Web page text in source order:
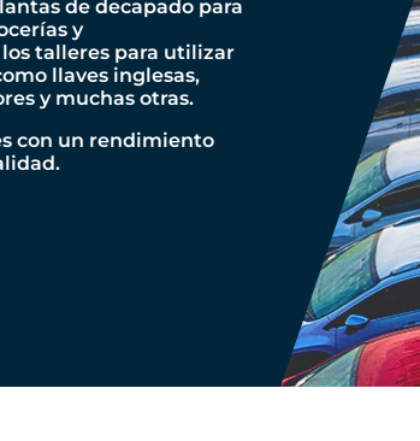
de decapado para
y
talleres para utilizar
llaves inglesas,
y muchas otras.
con un rendimiento